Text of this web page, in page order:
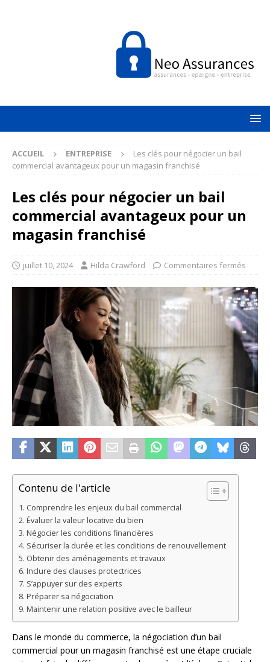
ACCUEIL ENTREPRISE
Les clés pour négocier un bail
commercial avantageux pour un magasin franchisé
Les clés pour négocier un bail
commercial avantageux pour un
magasin franchisé
juillet 10, 2024 Hilda Crawford Commentaires fermés
Contenu de l'article
Comprendre les enjeux du bail commercial
Évaluer la valeur locative du bien
Négocier les conditions financières
Sécuriser la durée et les conditions de renouvellement
Obtenir des aménagements et travaux
Inclure des clauses protectrices
S’appuyer sur des experts
Préparer sa négociation
Maintenir une relation positive avec le bailleur
Dans le monde du commerce, la négociation d’un bail
commercial pour un magasin franchisé est une étape cruciale